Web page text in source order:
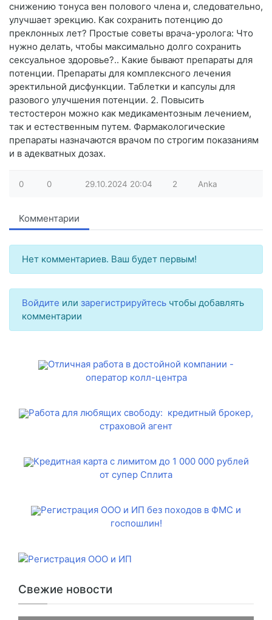
снижению тонуса вен полового члена и, следовательно,
улучшает эрекцию. Как сохранить потенцию до
преклонных лет? Простые советы врача-уролога: Что
нужно делать, чтобы максимально долго сохранить
сексуальное здоровье?.. Какие бывают препараты для
потенции. Препараты для комплексного лечения
эректильной дисфункции. Таблетки и капсулы для
разового улучшения потенции. 2. Повысить
тестостерон можно как медикаментозным лечением,
так и естественным путем. Фармакологические
препараты назначаются врачом по строгим показаниям
и в адекватных дозах.
0 0 29.10.2024 20:04 2 Anka
Комментарии
Нет комментариев. Ваш будет первым!
Войдите или зарегистрируйтесь чтобы добавлять
комментарии
Отличная работа в достойной компании -
оператор колл-центра
Работа для любящих свободу: кредитный брокер,
страховой агент
Кредитная карта с лимитом до 1 000 000 рублей
от супер Сплита
Регистрация ООО и ИП без походов в ФМС и
госпошлин!
Свежие новости